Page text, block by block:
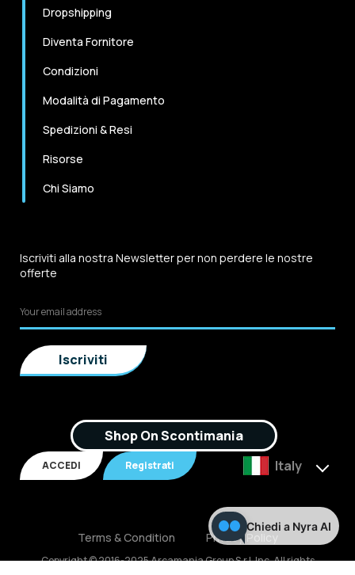
Chiedi a Nyra AI
Dropshipping
Diventa Fornitore
Condizioni
Modalità di Pagamento
Spedizioni & Resi
Risorse
Chi Siamo
Iscriviti alla nostra Newsletter per non perdere le nostre
offerte
Shop On Scontimania
ACCEDI Registrati Italy
Copyright © 2016-2025 Arcamania Group S.r.l, Inc. All rights
Terms & Condition Privacy Policy